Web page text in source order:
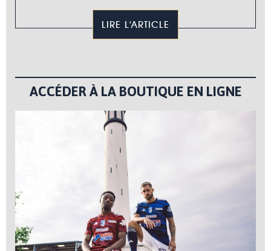
LIRE L'ARTICLE
ACCÉDER À LA BOUTIQUE EN LIGNE